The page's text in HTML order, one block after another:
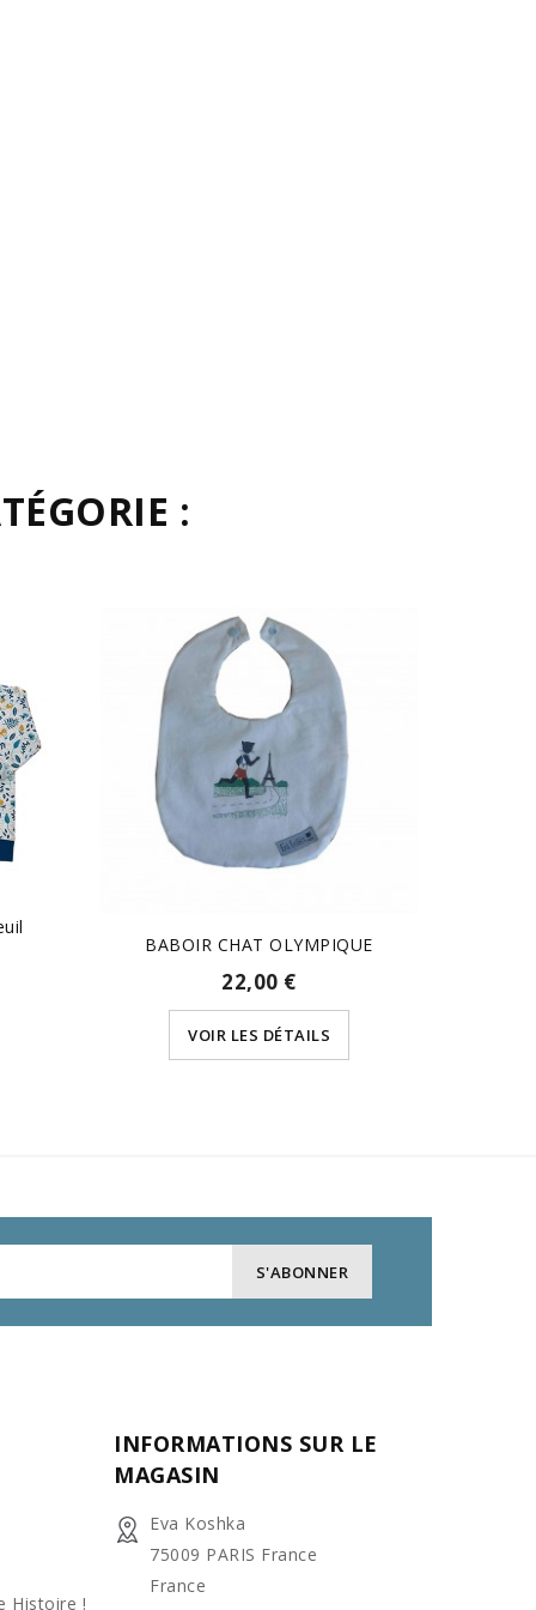
:
BABOIR CHAT OLYMPIQUE
22,00 €
VOIR LES DÉTAILS
Histoire !
INFORMATIONS SUR LE
MAGASIN
Eva Koshka
75009 PARIS France
France